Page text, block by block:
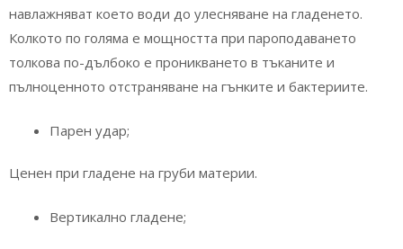
навлажняват което води до улесняване на гладенето.
Колкото по голяма е мощността при пароподаването
толкова по-дълбоко е проникването в тъканите и
пълноценното отстраняване на гънките и бактериите.
Парен удар;
Ценен при гладене на груби материи.
Вертикално гладене;